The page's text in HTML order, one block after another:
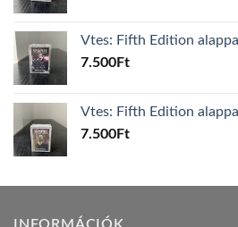
Vtes: Fifth Edition
7.500Ft
Vtes: Fifth Edition
7.500Ft